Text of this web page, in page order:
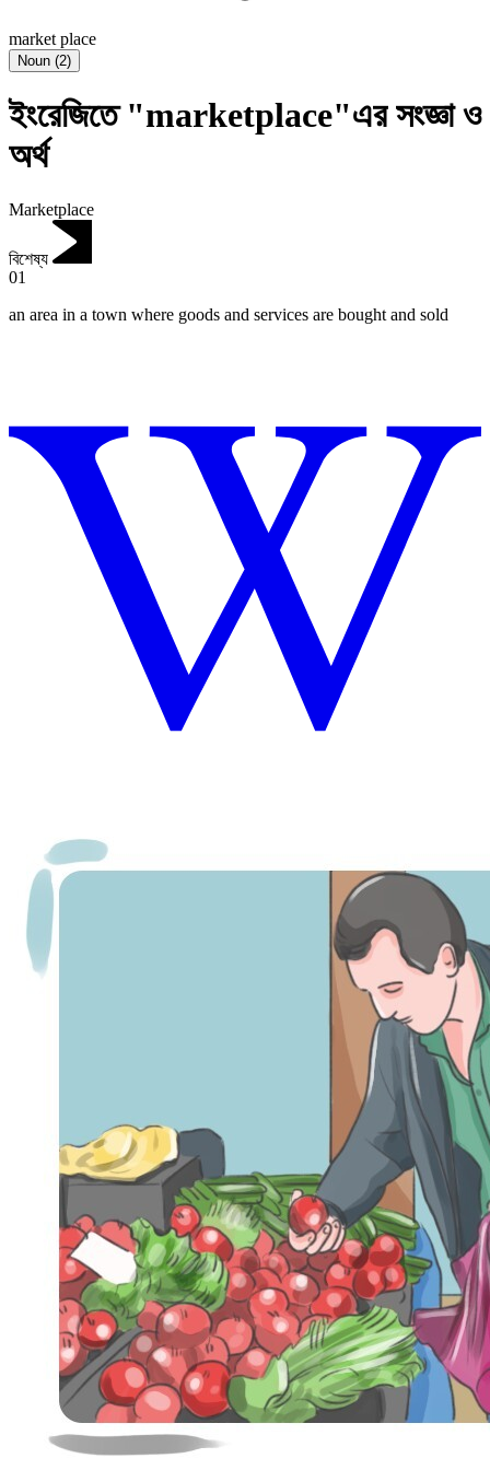
market place
Noun (2)
ইংরেজিতে "marketplace"এর সংজ্ঞা ও
অর্থ
Marketplace
বিশেষ্য
01
an area in a town where goods and services are bought and sold